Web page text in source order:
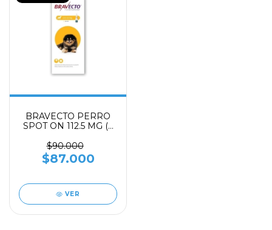
BRAVECTO PERRO
SPOT ON 112.5 MG (2
PIP.
$90.000
$87.000
VER